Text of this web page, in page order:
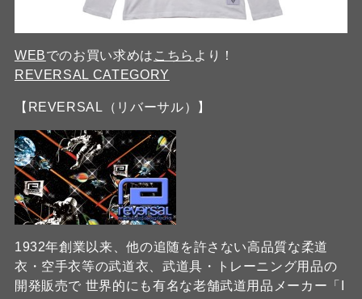
WEBでのお買い求めは こちら より！
REVERSAL CATEGORY
【REVERSAL（リバーサル）】
1932年創業以来、他の追随を許さない高品質な柔道
衣・空手衣等の武道衣、武道具・トレーニング用品の
開発販売で 世界的にも有名な老舗武道用品メーカー「I